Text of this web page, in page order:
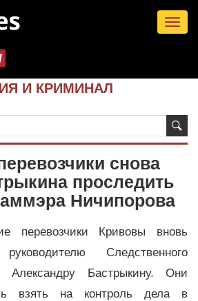
И КРИМИНАЛ
снова
проследить
Ничипорова
перевозчики Кривовы вновь
Следственного
Александру Бастрыкину. Они
взять на контроль дела в